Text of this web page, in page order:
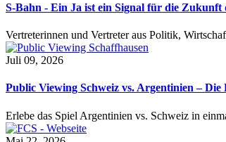
S-Bahn - Ein Ja ist ein Signal für die Zukunft
Vertreterinnen und Vertreter aus Politik,
Juli 09, 2026
Public Viewing Schweiz vs. Argentinien – Die
Erlebe das Spiel Argentinien vs. Schweiz in